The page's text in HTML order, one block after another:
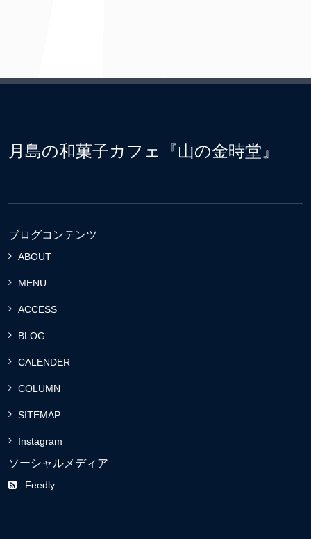
月島の和菓子カフェ『山の金時堂』
ブログコンテンツ
ABOUT
MENU
ACCESS
BLOG
CALENDER
COLUMN
SITEMAP
Instagram
ソーシャルメディア
Feedly